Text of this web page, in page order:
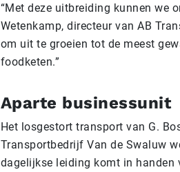
“Met deze uitbreiding kunnen we
Wetenkamp, directeur van AB
om uit te groeien tot de meest
foodketen.”
Aparte businessunit
Het losgestort transport van G.
Transportbedrijf Van de Swaluw
dagelijkse leiding komt in handen